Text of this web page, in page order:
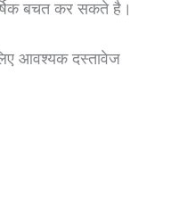
बचत कर सकते है।
आवश्यक दस्तावेज